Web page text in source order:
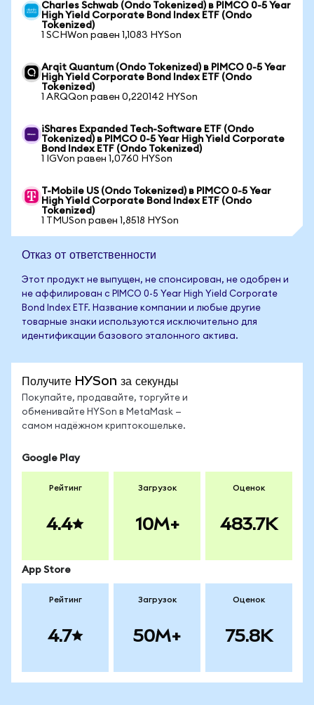
Charles Schwab (Ondo Tokenized) в PIMCO 0-5 Year
High Yield Corporate Bond Index ETF (Ondo
Tokenized)
1 SCHWon равен 1,1083 HYSon
Arqit Quantum (Ondo Tokenized) в PIMCO 0-5 Year
High Yield Corporate Bond Index ETF (Ondo
Tokenized)
1 ARQQon равен 0,220142 HYSon
iShares Expanded Tech-Software ETF (Ondo
Tokenized) в PIMCO 0-5 Year High Yield Corporate
Bond Index ETF (Ondo Tokenized)
1 IGVon равен 1,0760 HYSon
T-Mobile US (Ondo Tokenized) в PIMCO 0-5 Year
High Yield Corporate Bond Index ETF (Ondo
Tokenized)
1 TMUSon равен 1,8518 HYSon
Отказ от ответственности
Этот продукт не выпущен, не спонсирован, не одобрен и
не аффилирован с PIMCO 0-5 Year High Yield Corporate
Bond Index ETF. Название компании и любые другие
товарные знаки используются исключительно для
идентификации базового эталонного актива.
Получите HYSon за секунды
Покупайте, продавайте, торгуйте и
обменивайте HYSon в MetaMask —
самом надёжном криптокошельке.
Google Play
Рейтинг
4.4
Загрузок
10M+
Оценок
483.7K
App Store
Рейтинг
4.7
Загрузок
50M+
Оценок
75.8K